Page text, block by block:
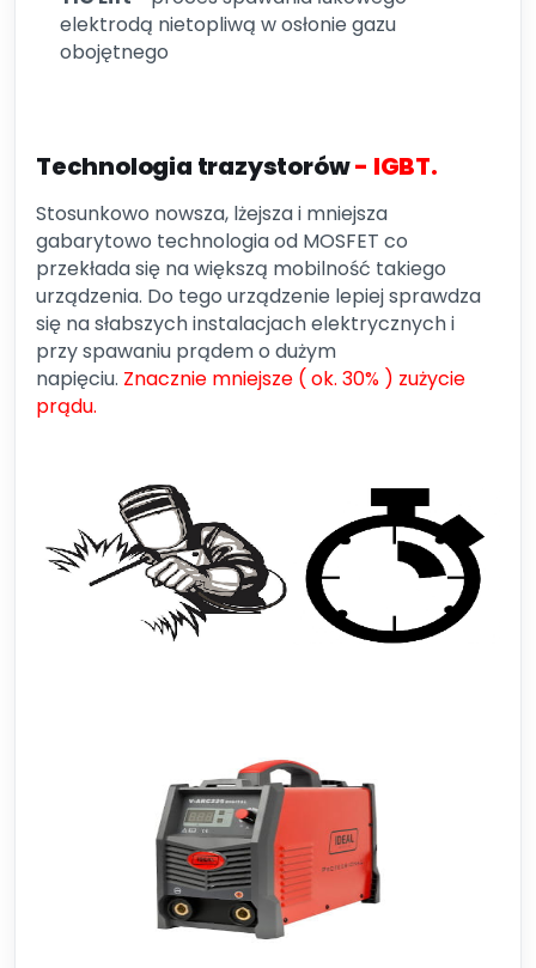
elektrodą nietopliwą w osłonie gazu
obojętnego
Technologia trazystorów- IGBT.
Stosunkowo nowsza, lżejsza i mniejsza
gabarytowo technologia od MOSFET co
przekłada się na większą mobilność takiego
urządzenia. Do tego urządzenie lepiej sprawdza
się na słabszych instalacjach elektrycznych i
przy spawaniu prądem o dużym
napięciu. Znacznie mniejsze ( ok. 30% ) zużycie
prądu.